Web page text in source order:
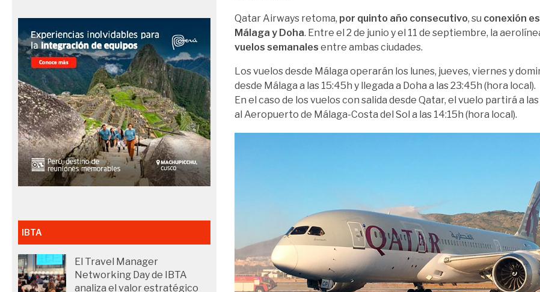
Qatar Airways retoma, por quinto año consecutivo, su conexión
Málaga y Doha. Entre el 2 de junio y el 11 de septiembre, la
vuelos semanales entre ambas ciudades.
Los vuelos desde Málaga operarán los lunes, jueves, viernes y
desde Málaga a las 15:45h y llegada a Doha a las 23:45h (hora local).
En el caso de los vuelos con salida desde Qatar, el vuelo partirá a
al Aeropuerto de Málaga-Costa del Sol a las 14:15h (hora local).
IBTA
El Travel Manager
Networking Day de IBTA
analiza el valor estratégico